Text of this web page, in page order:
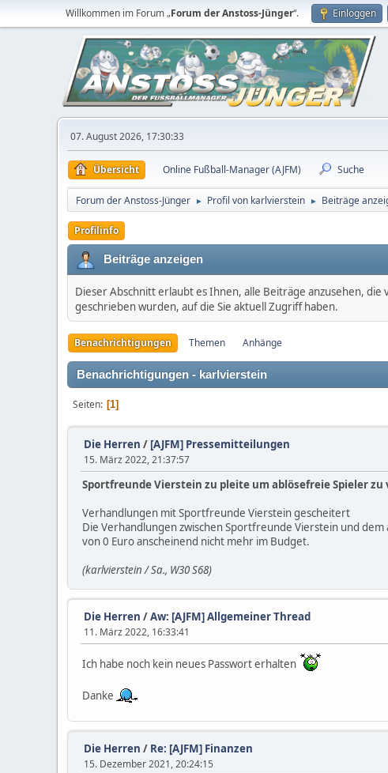
Willkommen im Forum „Forum der Anstoss-Jünger“. Einloggen
07. August 2026, 17:30:33
Übersicht Online Fußball-Manager (AJFM) Suche
Forum der Anstoss-Jünger ► Profil von karlvierstein ► Beiträge
Profilinfo
Beiträge anzeigen
Dieser Abschnitt erlaubt es Ihnen, alle Beiträge anzusehen,
geschrieben wurden, auf die Sie aktuell Zugriff haben.
Benachrichtigungen Themen Anhänge
Benachrichtigungen - karlvierstein
Seiten 1
Die Herren / [AJFM] Pressemitteilungen
15. März 2022, 21:37:57
Sportfreunde Vierstein zu pleite um ablösefreie Spieler zu
Verhandlungen mit Sportfreunde Vierstein gescheitert
Die Verhandlungen zwischen Sportfreunde Vierstein und
von 0 Euro anscheinend nicht mehr im Budget.
(karlvierstein / Sa., W30 S68)
Die Herren /Aw: [AJFM] Allgemeiner Thread
11. März 2022, 16:33:41
Ich habe noch kein neues Passwort erhalten
Danke
Die Herren / Re: [AJFM] Finanzen
15. Dezember 2021, 20:24:15